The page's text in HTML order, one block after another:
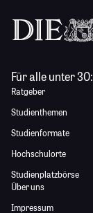
Für alle unter 30:
Ratgeber
Studienthemen
Studienformate
Hochschulorte
Studienplatzbörse
Über uns
Impressum